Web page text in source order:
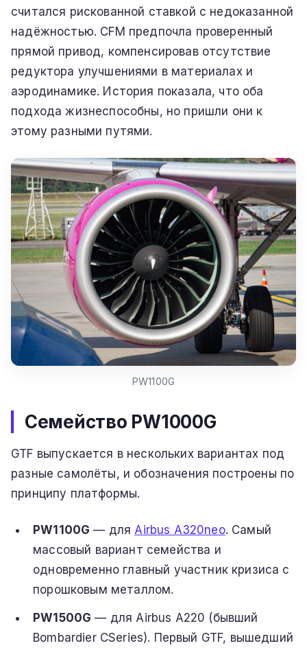
считался рискованной ставкой с недоказанной
надёжностью. CFM предпочла проверенный
прямой привод, компенсировав отсутствие
редуктора улучшениями в материалах и
аэродинамике. История показала, что оба
подхода жизнеспособны, но пришли они к
этому разными путями.
PW1100G
Семейство PW1000G
GTF выпускается в нескольких вариантах под
разные самолёты, и обозначения построены по
принципу платформы.
PW1100G — для Airbus A320neo. Самый
массовый вариант семейства и
одновременно главный участник кризиса с
порошковым металлом.
PW1500G — для Airbus A220 (бывший
Bombardier CSeries). Первый GTF, вышедший